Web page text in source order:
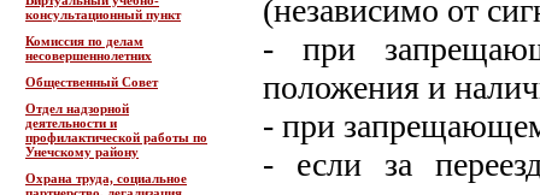
консультационный пункт
Комиссия по делам
несовершеннолетних
Общественный Совет
Отдел надзорной
деятельности и
профилактической работы по
Унечскому району
Охрана труда, социальное
(независимо от
- при
положения и
- при
- если за